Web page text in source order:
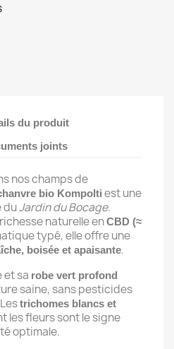
du produit
joints
nos champs de
bio Kompolti est une
duJardin du Bocage.
naturelle enCBD (≈
typé, elle offre une
boisée et apaisante.
et sa robe vert profond
saine, sans pesticides
trichomes blancs et
les fleurs sont le signe
optimale.